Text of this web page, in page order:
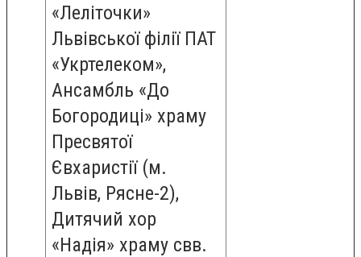
«Леліточки»
Львівської філії ПАТ
«Укртелеком»,
Ансамбль «До
Богородиці» храму
Пресвятої
Євхаристії (м.
Львів, Рясне-2),
Дитячий хор
«Надія» храму свв.